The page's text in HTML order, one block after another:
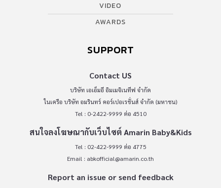
VIDEO
AWARDS
SUPPORT
Contact US
บริษัท เอเอ็มอี อิมเมจิเนทีฟ จำกัด
ในเครือ บริษัท อมรินทร์ คอร์เปอเรชั่นส์ จำกัด (มหาชน)
Tel : 0-2422-9999 ต่อ 4510
สนใจลงโฆษณากับเว็บไซต์ Amarin Baby&Kids
Tel : 02-422-9999 ต่อ 4775
Email : abkofficial@amarin.co.th
Report an issue or send feedback